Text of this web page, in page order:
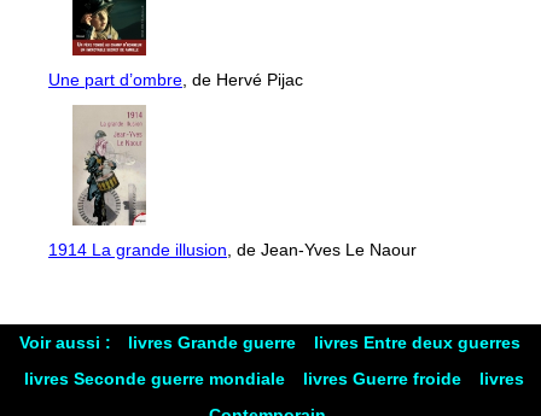
Une part d’ombre , de Hervé Pijac
1914 La grande illusion , de Jean-Yves Le Naour
Voir aussi : livres Grande guerre
livres Entre deux guerres
livres Seconde guerre mondiale
livres Guerre froide
livres